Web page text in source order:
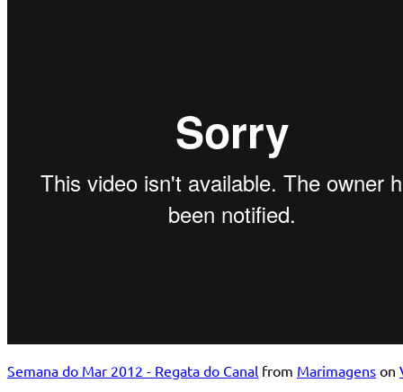
Semana do Mar 2012 - Regata do Canal from Marimagens on